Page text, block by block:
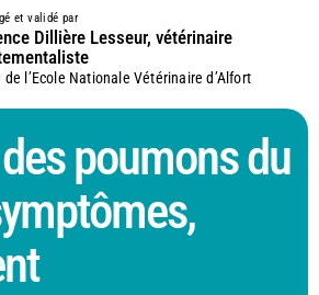
et validé par
Dillière Lesseur, vétérinaire
de l’Ecole Nationale Vétérinaire d’Alfort
poumons du